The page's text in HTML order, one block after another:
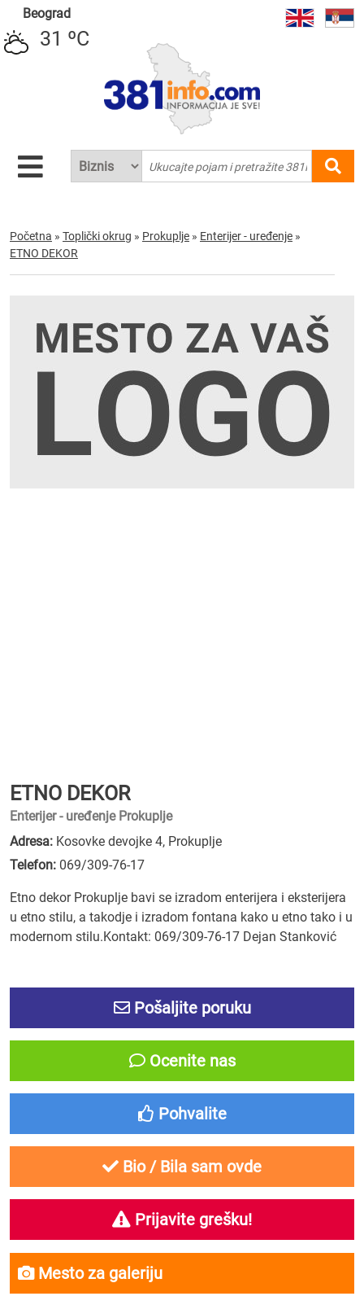
Beograd
31 ºC
Početna » Toplički okrug » Prokuplje » Enterijer - uređenje »
ETNO DEKOR
ETNO DEKOR
Enterijer - uređenje Prokuplje
Adresa: Kosovke devojke 4, Prokuplje
Telefon: 069/309-76-17
Etno dekor Prokuplje bavi se izradom enterijera i eksterijera
u etno stilu, a takodje i izradom fontana kako u etno tako i u
modernom stilu.Kontakt: 069/309-76-17 Dejan Stanković
Pošaljite poruku
Ocenite nas
Pohvalite
Bio / Bila sam ovde
Prijavite grešku!
Mesto za galeriju